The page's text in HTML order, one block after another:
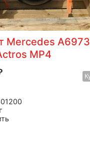
Mercedes
MP4